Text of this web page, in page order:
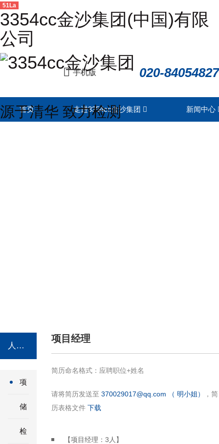
51La
3354cc金沙集团(中国)有限
公司
源于清华 致力检测
手机版 020-84054827
首页 走进3354cc金沙集团 新闻中心
人才招聘 / RECRUIT
项
目
经
储
备
检
项目经理
简历命名格式：应聘职位+姓名
请将简历发送至370029017@qq.com （ 明小姐）
，简
历表格文件下载
【项目经理：3人】